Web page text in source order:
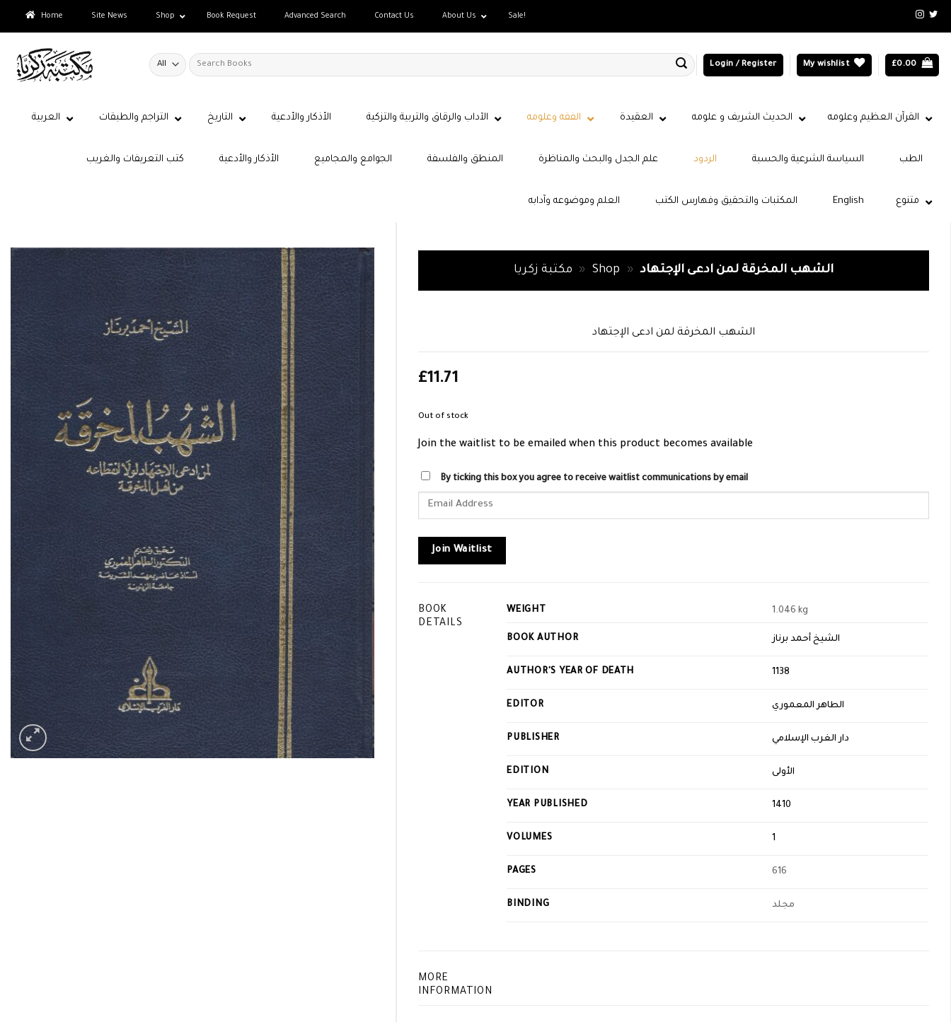
Home Site News Shop Book Request Advanced Search Contact Us About Us Sale!
Search
for:
Login / Register My wishlist £0.00
القرآن العظيم وعلومه الحديث الشريف و علومه العقيدة الفقه وعلومه الآداب والرقاق والتربية والتزكية الأذكار والأدعية التاريخ التراجم والطبقات العربية
كتب التعريفات والغريب الأذكار والأدعية الجوامع والمجاميع المنطق والفلسفة علم الجدل والبحث والمناظرة الردود السياسة الشرعية والحسبة الطب
العلم وموضوعه وآدابه المكتبات والتحقيق وفهارس الكتب متنوع English
مكتبة زكريا » Shop » الشهب المخرقة لمن ادعى الإجتهاد
الشهب المخرقة لمن ادعى الإجتهاد
£11.71
Out of stock
Join the waitlist to be emailed when this product becomes available
By ticking this box you agree to receive waitlist communications by email
Enter
address
to
waitlist
for
Join Waitlist
BOOK
DETAILS
WEIGHT 1.046 kg
BOOK AUTHOR الشيخ أحمد برناز
AUTHOR'S YEAR OF DEATH 1138
EDITOR الطاهر المعموري
PUBLISHER دار الغرب الإسلامي
EDITION الأولى
YEAR PUBLISHED 1410
VOLUMES 1
PAGES 616
BINDING مجلد
MORE
INFORMATION